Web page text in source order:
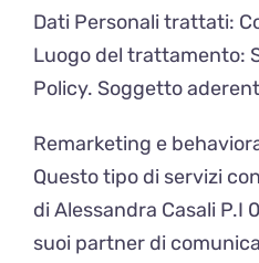
Dati Personali trattati:
Luogo del trattamento:
Policy. Soggetto
Remarketing e
Questo tipo di servizi
di Alessandra Casali P.I
suoi partner di